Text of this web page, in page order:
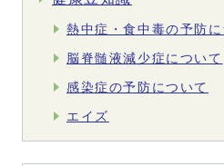
熱中症・食中毒の予防に
脳脊髄液減少症について
感染症の予防について
エイズ